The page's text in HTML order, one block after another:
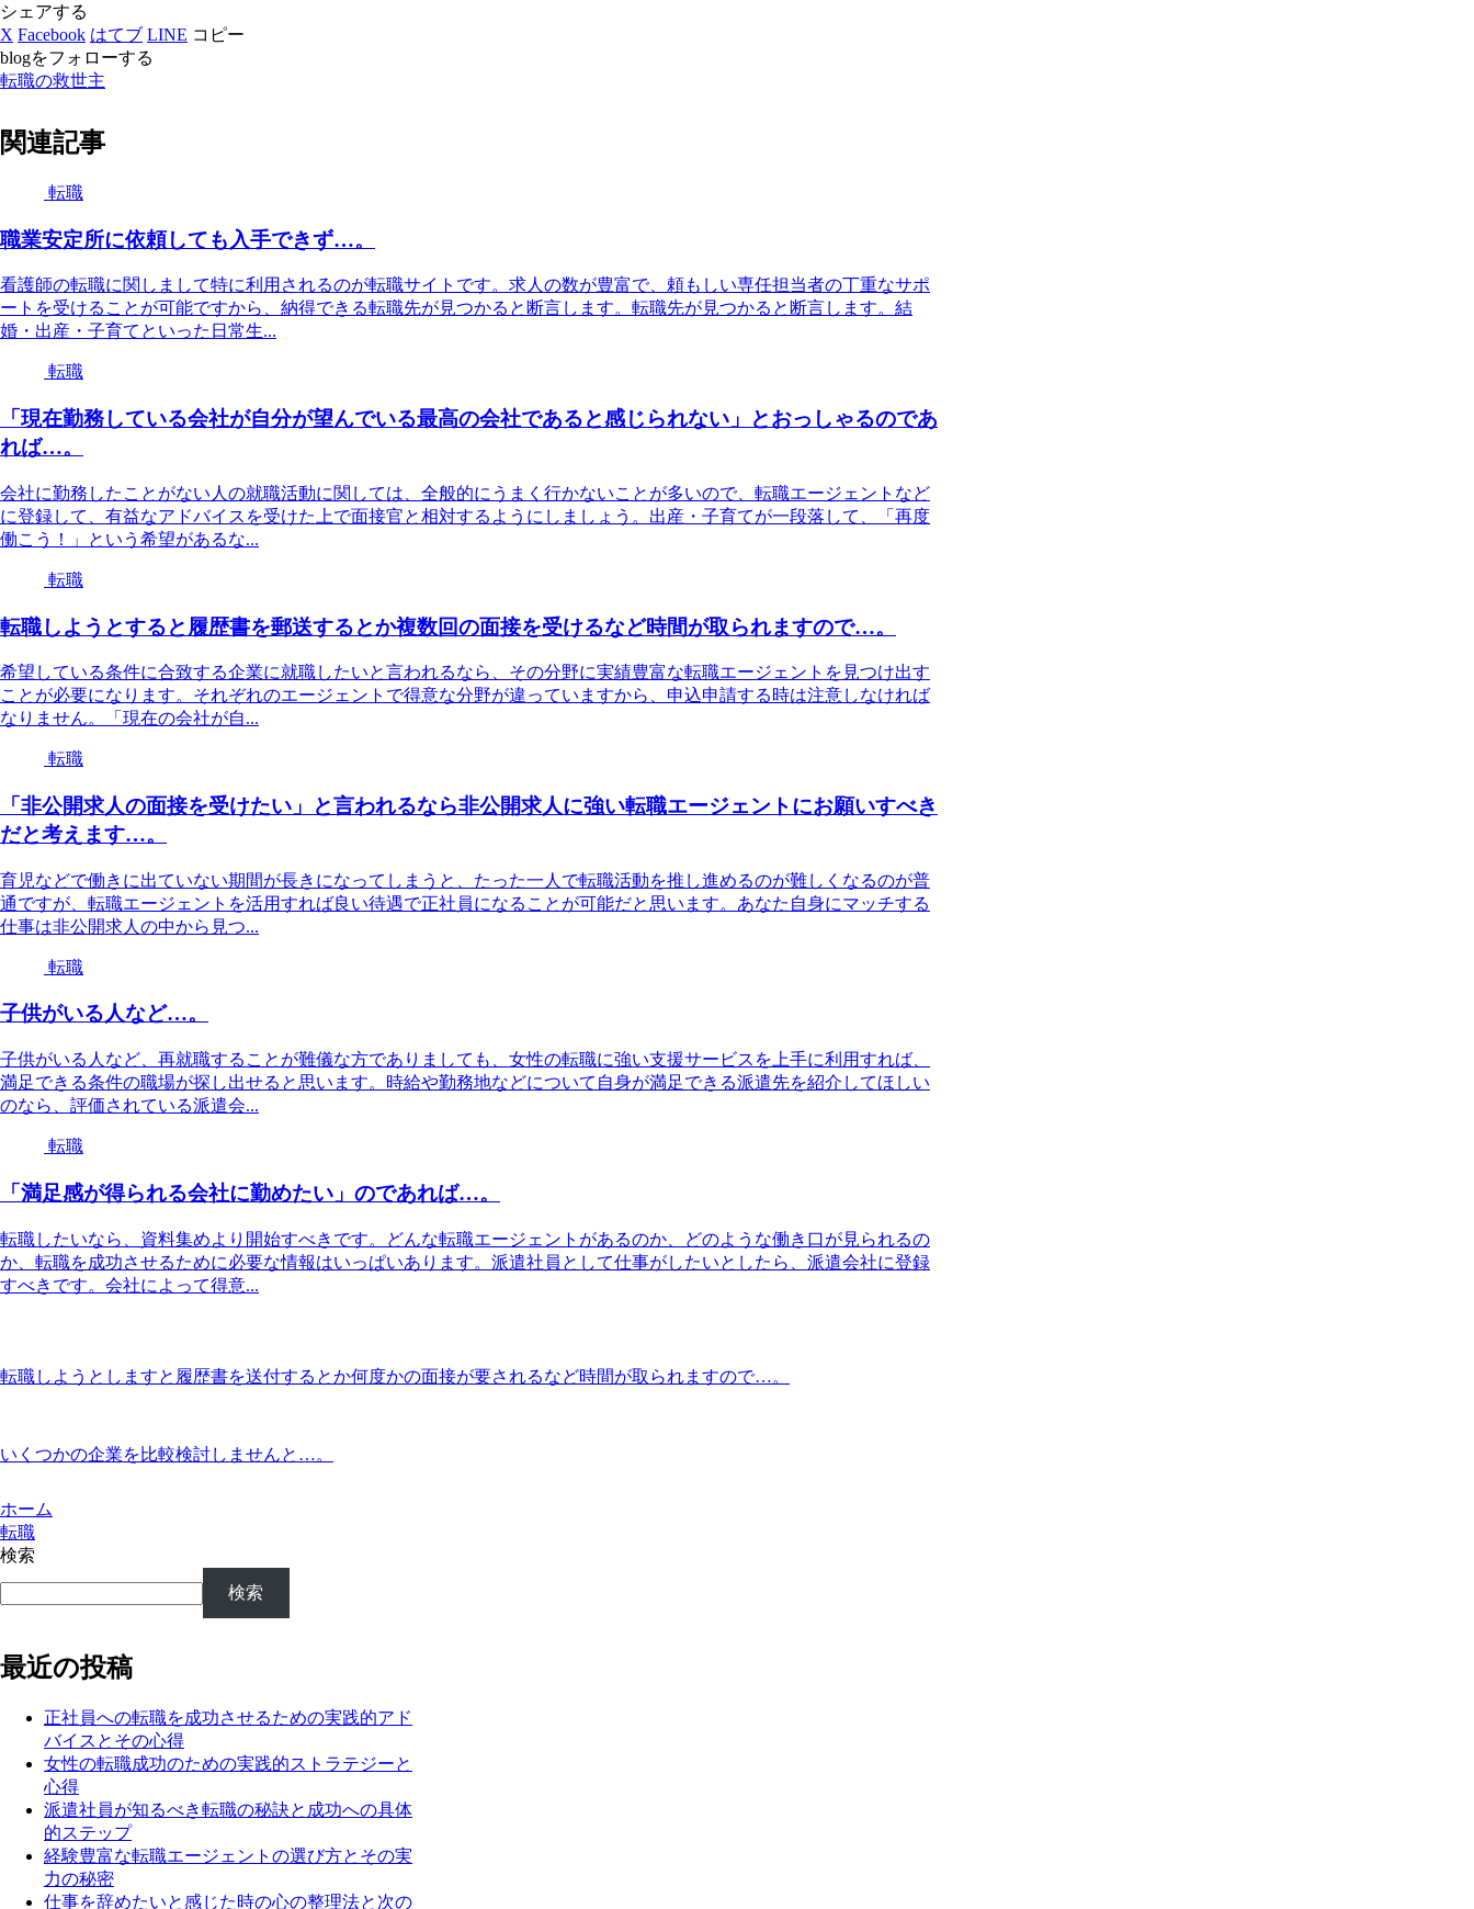
シェアする
X Facebook はてブ LINE コピー
blogをフォローする
転職の救世主
関連記事
転職
職業安定所に依頼しても入手できず…。
看護師の転職に関しまして特に利用されるのが転職サイトです。求人の数が豊富で、頼もしい専任担当者の丁重なサポ
ートを受けることが可能ですから、納得できる転職先が見つかると断言します。転職先が見つかると断言します。結
婚・出産・子育てといった日常生...
転職
「現在勤務している会社が自分が望んでいる最高の会社であると感じられない」とおっしゃるのであ
れば…。
会社に勤務したことがない人の就職活動に関しては、全般的にうまく行かないことが多いので、転職エージェントなど
に登録して、有益なアドバイスを受けた上で面接官と相対するようにしましょう。出産・子育てが一段落して、「再度
働こう！」という希望があるな...
転職
転職しようとすると履歴書を郵送するとか複数回の面接を受けるなど時間が取られますので…。
希望している条件に合致する企業に就職したいと言われるなら、その分野に実績豊富な転職エージェントを見つけ出す
ことが必要になります。それぞれのエージェントで得意な分野が違っていますから、申込申請する時は注意しなければ
なりません。「現在の会社が自...
転職
「非公開求人の面接を受けたい」と言われるなら非公開求人に強い転職エージェントにお願いすべき
だと考えます…。
育児などで働きに出ていない期間が長きになってしまうと、たった一人で転職活動を推し進めるのが難しくなるのが普
通ですが、転職エージェントを活用すれば良い待遇で正社員になることが可能だと思います。あなた自身にマッチする
仕事は非公開求人の中から見つ...
転職
子供がいる人など…。
子供がいる人など、再就職することが難儀な方でありましても、女性の転職に強い支援サービスを上手に利用すれば、
満足できる条件の職場が探し出せると思います。時給や勤務地などについて自身が満足できる派遣先を紹介してほしい
のなら、評価されている派遣会...
転職
「満足感が得られる会社に勤めたい」のであれば…。
転職したいなら、資料集めより開始すべきです。どんな転職エージェントがあるのか、どのような働き口が見られるの
か、転職を成功させるために必要な情報はいっぱいあります。派遣社員として仕事がしたいとしたら、派遣会社に登録
すべきです。会社によって得意...
転職しようとしますと履歴書を送付するとか何度かの面接が要されるなど時間が取られますので…。
いくつかの企業を比較検討しませんと…。
ホーム
転職
検索
検索
最近の投稿
正社員への転職を成功させるための実践的アド
バイスとその心得
女性の転職成功のための実践的ストラテジーと
心得
派遣社員が知るべき転職の秘訣と成功への具体
的ステップ
経験豊富な転職エージェントの選び方とその実
力の秘密
仕事を辞めたいと感じた時の心の整理法と次の